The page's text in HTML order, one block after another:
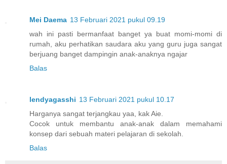
Mei Daema 13 Februari 2021 pukul 09.19
wah ini pasti bermanfaat banget ya buat momi-momi di
rumah, aku perhatikan saudara aku yang guru juga sangat
berjuang banget dampingin anak-anaknya ngajar
Balas
lendyagasshi 13 Februari 2021 pukul 10.17
Harganya sangat terjangkau yaa, kak Aie.
Cocok untuk membantu anak-anak dalam memahami
konsep dari sebuah materi pelajaran di sekolah.
Balas